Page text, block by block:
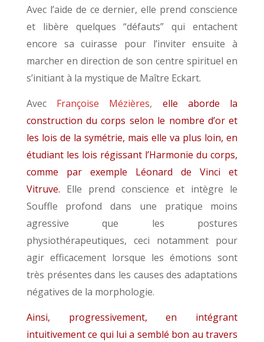
Avec l’aide de ce dernier, elle prend conscience
et libère quelques “défauts” qui entachent
encore sa cuirasse pour l’inviter ensuite à
marcher en direction de son centre spirituel en
s’initiant à la mystique de Maître Eckart.
Avec Françoise Mézières, elle aborde la
construction du corps selon le nombre d’or et
les lois de la symétrie, mais elle va plus loin, en
étudiant les lois régissant l’Harmonie du corps,
comme par exemple Léonard de Vinci et
Vitruve. Elle prend conscience et intègre le
Souffle profond dans une pratique moins
agressive que les postures
physiothérapeutiques, ceci notamment pour
agir efficacement lorsque les émotions sont
très présentes dans les causes des adaptations
négatives de la morphologie.
Ainsi, progressivement, en intégrant
intuitivement ce qui lui a semblé bon au travers